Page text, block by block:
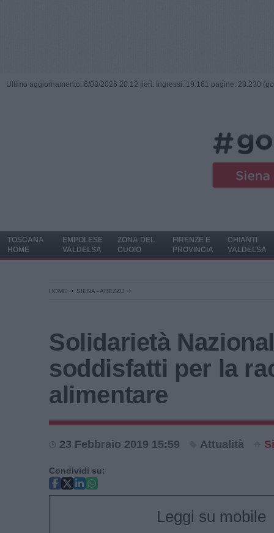
Ultimo aggiornamento: 6/08/2026 20:12 | ieri: Ingressi: 19.161 pagine: 28.230
TOSCANA
HOME
EMPOLESE
VALDELSA
ZONA DEL
CUOIO
FIRENZE E
PROVINCIA
CHIANTI
VALDELSA
HOME SIENA - AREZZO
Solidarietà
soddisfatti per la
alimentare
23 Febbraio 2019 15:59 Attualità
Condividi su:
Leggi su mobile